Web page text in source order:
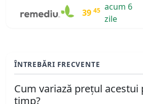
39 45 acum 6
zile
ÎNTREBĂRI FRECVENTE
Cum variază prețul acestui
timp?